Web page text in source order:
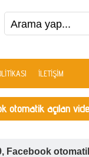
İLETIŞIM
otomatik açılan
Facebook